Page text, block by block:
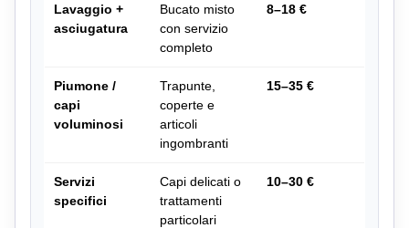
Lavaggio +
asciugatura
Bucato misto
con servizio
completo
8–18 €
Piumone /
capi
voluminosi
Trapunte,
coperte e
articoli
ingombranti
15–35 €
Servizi
specifici
Capi delicati o
trattamenti
particolari
10–30 €